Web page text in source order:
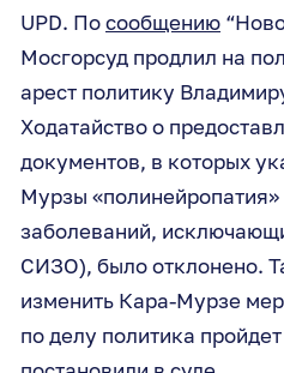
UPD. Посообщению
Мосгорсуд продлил на
арест политику
Ходатайство о
документов, в которых
Мурзы «полинейропатия»
заболеваний,
СИЗО), было отклонено.
изменить Кара-Мурзе
по делу политика